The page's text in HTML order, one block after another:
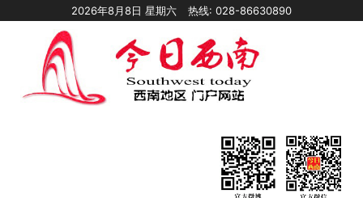
2026年8月8日 星期六 热线: 028-86630890